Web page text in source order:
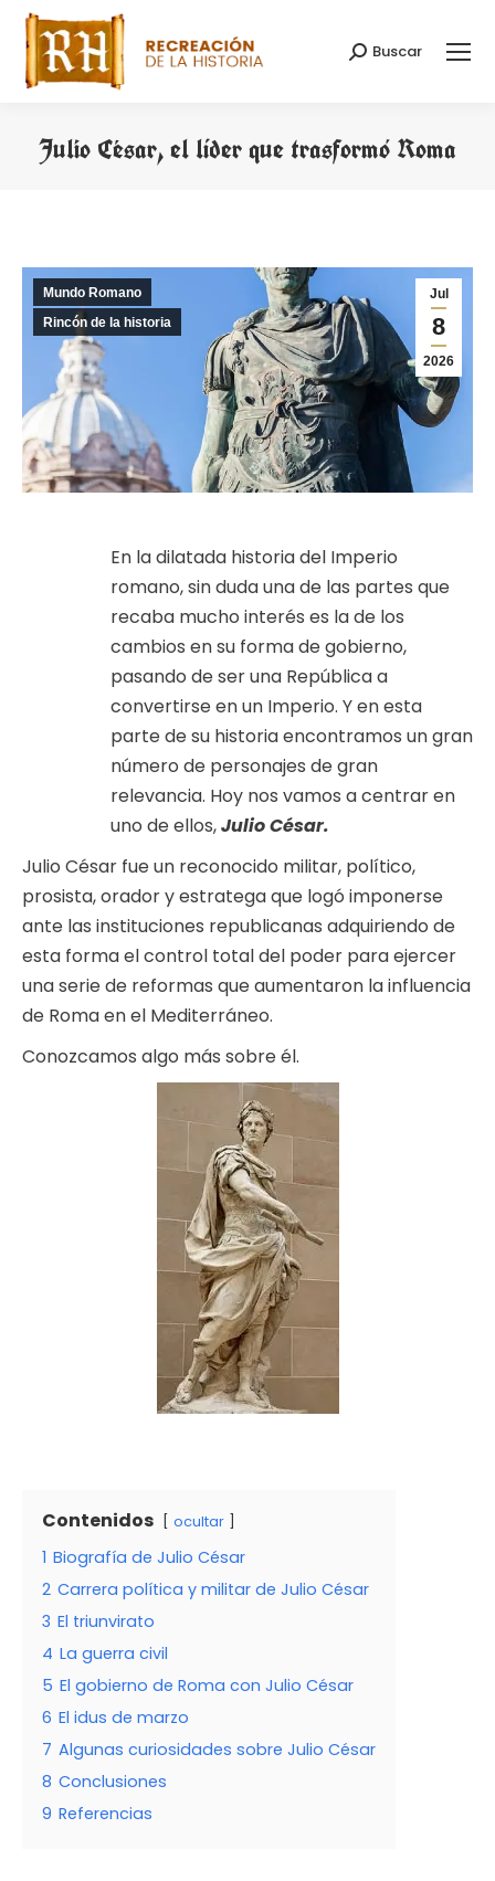
Buscar:
Buscar
Julio César, el líder que trasformó Roma
Jul
8
2026
Mundo Romano
Rincón de la historia
En la dilatada historia del Imperio
romano, sin duda una de las partes que
recaba mucho interés es la de los
cambios en su forma de gobierno,
pasando de ser una República a
convertirse en un Imperio. Y en esta
parte de su historia encontramos un gran
número de personajes de gran
relevancia. Hoy nos vamos a centrar en
uno de ellos,Julio César.
Julio César fue un reconocido militar, político,
prosista, orador y estratega que logó imponerse
ante las instituciones republicanas adquiriendo de
esta forma el control total del poder para ejercer
una serie de reformas que aumentaron la influencia
de Roma en el Mediterráneo.
Conozcamos algo más sobre él.
Contenidos ocultar
1 Biografía de Julio César
2 Carrera política y militar de Julio César
3 El triunvirato
4 La guerra civil
5 El gobierno de Roma con Julio César
6 El idus de marzo
7 Algunas curiosidades sobre Julio César
8 Conclusiones
9 Referencias